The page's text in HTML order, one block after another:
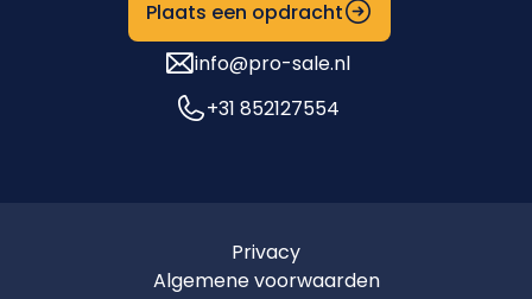
Plaats een opdracht
info@pro-sale.nl
+31 852127554
Privacy
Algemene voorwaarden